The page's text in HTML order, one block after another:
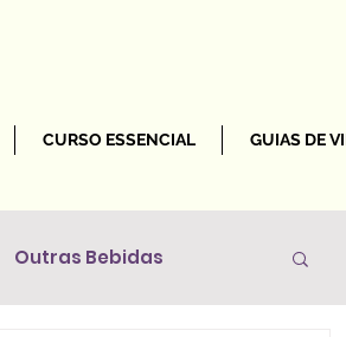
CURSO ESSENCIAL GUIAS DE
Outras Bebidas